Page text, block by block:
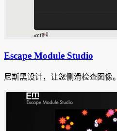
Escape Module Studio
尼斯黑设计，让您侧滑检查图像。